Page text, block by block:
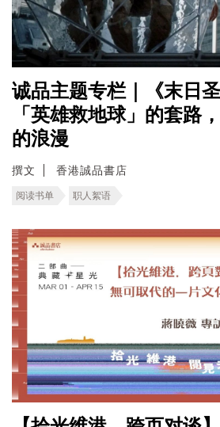
诚品主题专栏｜《末日
「英雄救地球」的套路
的浪漫
撰文 香港誠品書店
阅读书单 职人絮语